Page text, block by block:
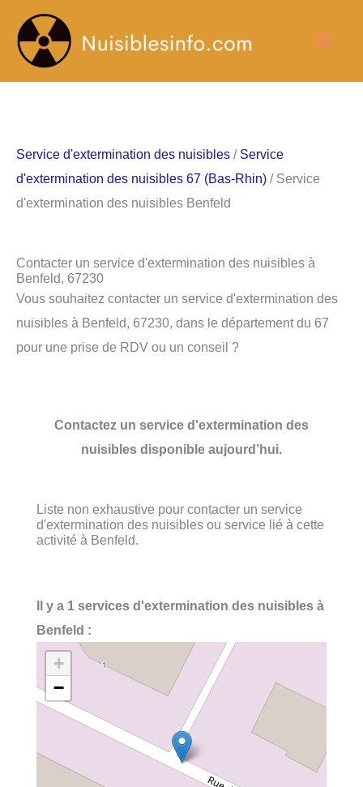
contenu
Service d'extermination des nuisibles / Service
d'extermination des nuisibles 67 (Bas-Rhin) / Service
d'extermination des nuisibles Benfeld
Contacter un service d'extermination des nuisibles à
Benfeld, 67230
Vous souhaitez contacter un service d'extermination des
nuisibles à Benfeld, 67230, dans le département du 67
pour une prise de RDV ou un conseil ?
Contactez un service d'extermination des
nuisibles disponible aujourd’hui.
Liste non exhaustive pour contacter un service
d'extermination des nuisibles ou service lié à cette
activité à Benfeld.
Il y a 1 services d'extermination des nuisibles à
Benfeld :
+
−